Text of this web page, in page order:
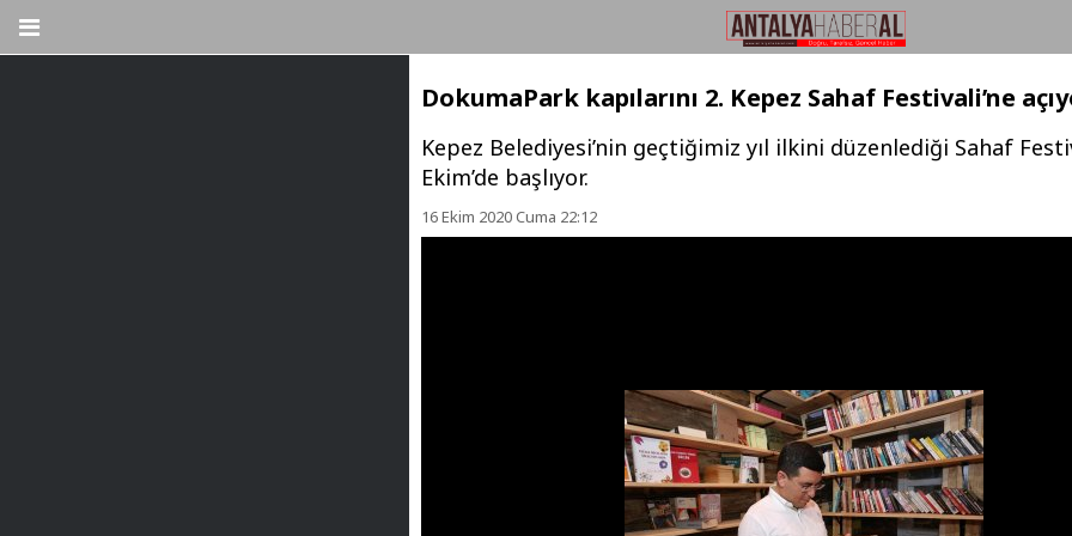
DokumaPark kapılarını 2. Kepez Sahaf Festivali’ne
Kepez Belediyesi’nin geçtiğimiz yıl ilkini düzenlediği Sahaf
Ekim’de başlıyor.
16 Ekim 2020 Cuma 22:12